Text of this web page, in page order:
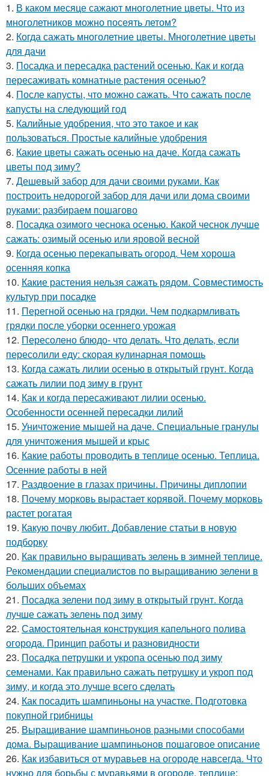
1. В каком месяце сажают многолетние цветы. Что из
многолетников можно посеять летом?
2. Когда сажать многолетние цветы. Многолетние цветы
для дачи
3. Посадка и пересадка растений осенью. Как и когда
пересаживать комнатные растения осенью?
4. После капусты, что можно сажать. Что сажать после
капусты на следующий год
5. Калийные удобрения, что это такое и как
пользоваться. Простые калийные удобрения
6. Какие цветы сажать осенью на даче. Когда сажать
цветы под зиму?
7. Дешевый забор для дачи своими руками. Как
построить недорогой забор для дачи или дома своими
руками: разбираем пошагово
8. Посадка озимого чеснока осенью. Какой чеснок лучше
сажать: озимый осенью или яровой весной
9. Когда осенью перекапывать огород. Чем хороша
осенняя копка
10. Какие растения нельзя сажать рядом. Совместимость
культур при посадке
11. Перегной осенью на грядки. Чем подкармливать
грядки после уборки осеннего урожая
12. Пересолено блюдо- что делать. Что делать, если
пересолили еду: скорая кулинарная помощь
13. Когда сажать лилии осенью в открытый грунт. Когда
сажать лилии под зиму в грунт
14. Как и когда пересаживают лилии осенью.
Особенности осенней пересадки лилий
15. Уничтожение мышей на даче. Специальные гранулы
для уничтожения мышей и крыс
16. Какие работы проводить в теплице осенью. Теплица.
Осенние работы в ней
17. Раздвоение в глазах причины. Причины диплопии
18. Почему морковь вырастает корявой. Почему морковь
растет рогатая
19. Какую почву любит. Добавление статьи в новую
подборку
20. Как правильно выращивать зелень в зимней теплице.
Рекомендации специалистов по выращиванию зелени в
больших объемах
21. Посадка зелени под зиму в открытый грунт. Когда
лучше сажать зелень под зиму
22. Самостоятельная конструкция капельного полива
огорода. Принцип работы и разновидности
23. Посадка петрушки и укропа осенью под зиму
семенами. Как правильно сажать петрушку и укроп под
зиму, и когда это лучше всего сделать
24. Как посадить шампиньоны на участке. Подготовка
покупной грибницы
25. Выращивание шампиньонов разными способами
дома. Выращивание шампиньонов пошаговое описание
26. Как избавиться от муравьев на огороде навсегда. Что
нужно для борьбы с муравьями в огороде, теплице: